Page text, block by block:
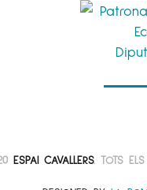
ESPAI CAVALLERS. TOTS ELS